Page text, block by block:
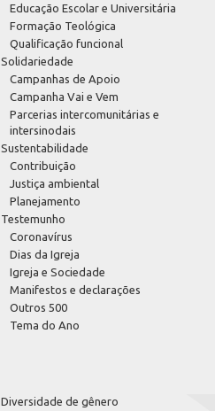
Educação Escolar e Universitária
Formação Teológica
Qualificação funcional
Solidariedade
Campanhas de Apoio
Campanha Vai e Vem
Parcerias intercomunitárias e
intersinodais
Sustentabilidade
Contribuição
Justiça ambiental
Planejamento
Testemunho
Coronavírus
Dias da Igreja
Igreja e Sociedade
Manifestos e declarações
Outros 500
Tema do Ano
Diversidade de gênero